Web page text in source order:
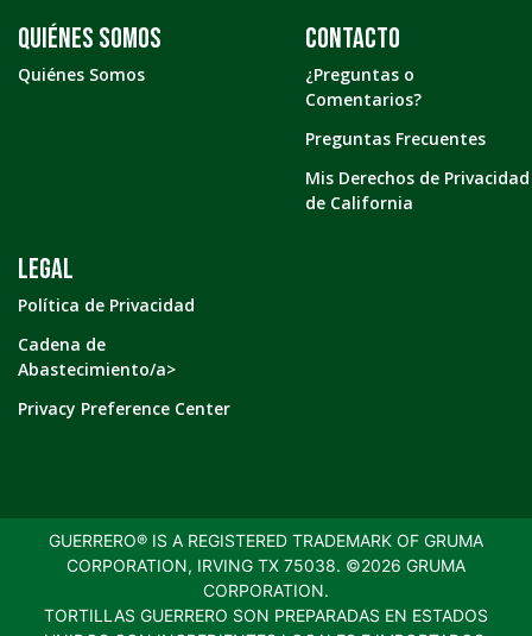
Quiénes somos
Quiénes Somos
Contacto
¿Preguntas o
Comentarios?
Preguntas Frecuentes
Mis Derechos de Privacidad
de California
LEGAL
Política de Privacidad
Cadena de
Abastecimiento/a>
Privacy Preference Center
GUERRERO® IS A REGISTERED TRADEMARK OF GRUMA
CORPORATION, IRVING TX 75038. ©2026 GRUMA
CORPORATION.
TORTILLAS GUERRERO SON PREPARADAS EN ESTADOS